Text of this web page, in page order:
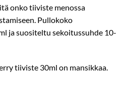
onko tiiviste menossa
Pullokoko
ja suositeltu sekoitussuhde 10-
tiiviste 30ml on mansikkaa.